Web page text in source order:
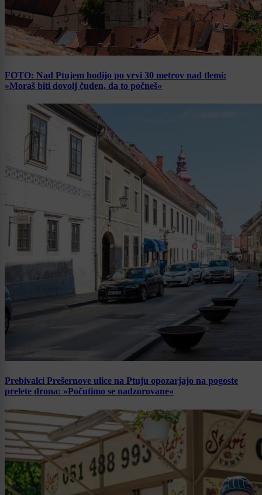
FOTO: Nad Ptujem hodijo po vrvi 30 metrov nad tlemi:
»Moraš biti dovolj čuden, da to počneš«
Prebivalci Prešernove ulice na Ptuju opozarjajo na pogoste
prelete drona: »Počutimo se nadzorovane«